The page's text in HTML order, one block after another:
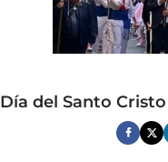
Día del Santo